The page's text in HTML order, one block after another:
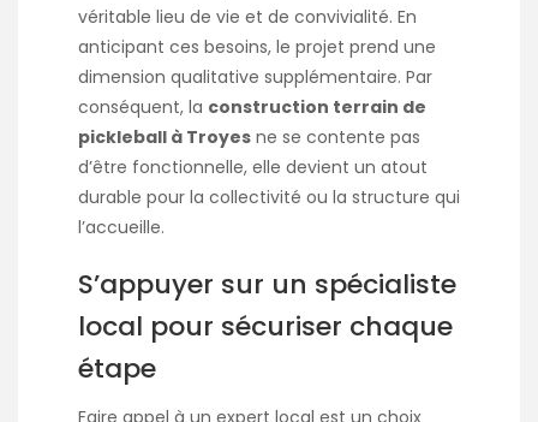
véritable lieu de vie et de convivialité. En
anticipant ces besoins, le projet prend une
dimension qualitative supplémentaire. Par
conséquent, la construction terrain de
pickleball à Troyes ne se contente pas
d’être fonctionnelle, elle devient un atout
durable pour la collectivité ou la structure qui
l’accueille.
S’appuyer sur un spécialiste
local pour sécuriser chaque
étape